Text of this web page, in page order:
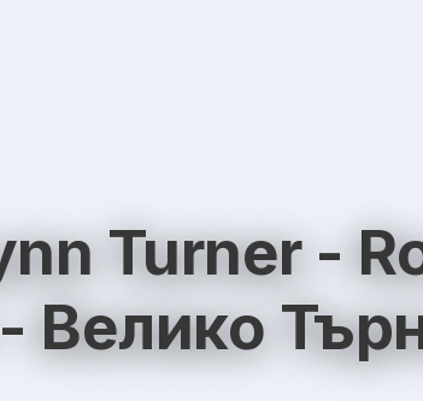
Turner -
Велико